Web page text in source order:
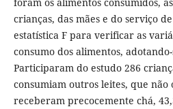
crianças, das mães e do serviço
estatística F para verificar as
consumo dos alimentos,
Participaram do estudo 286
consumiam outros leites, que não
receberam precocemente chá,